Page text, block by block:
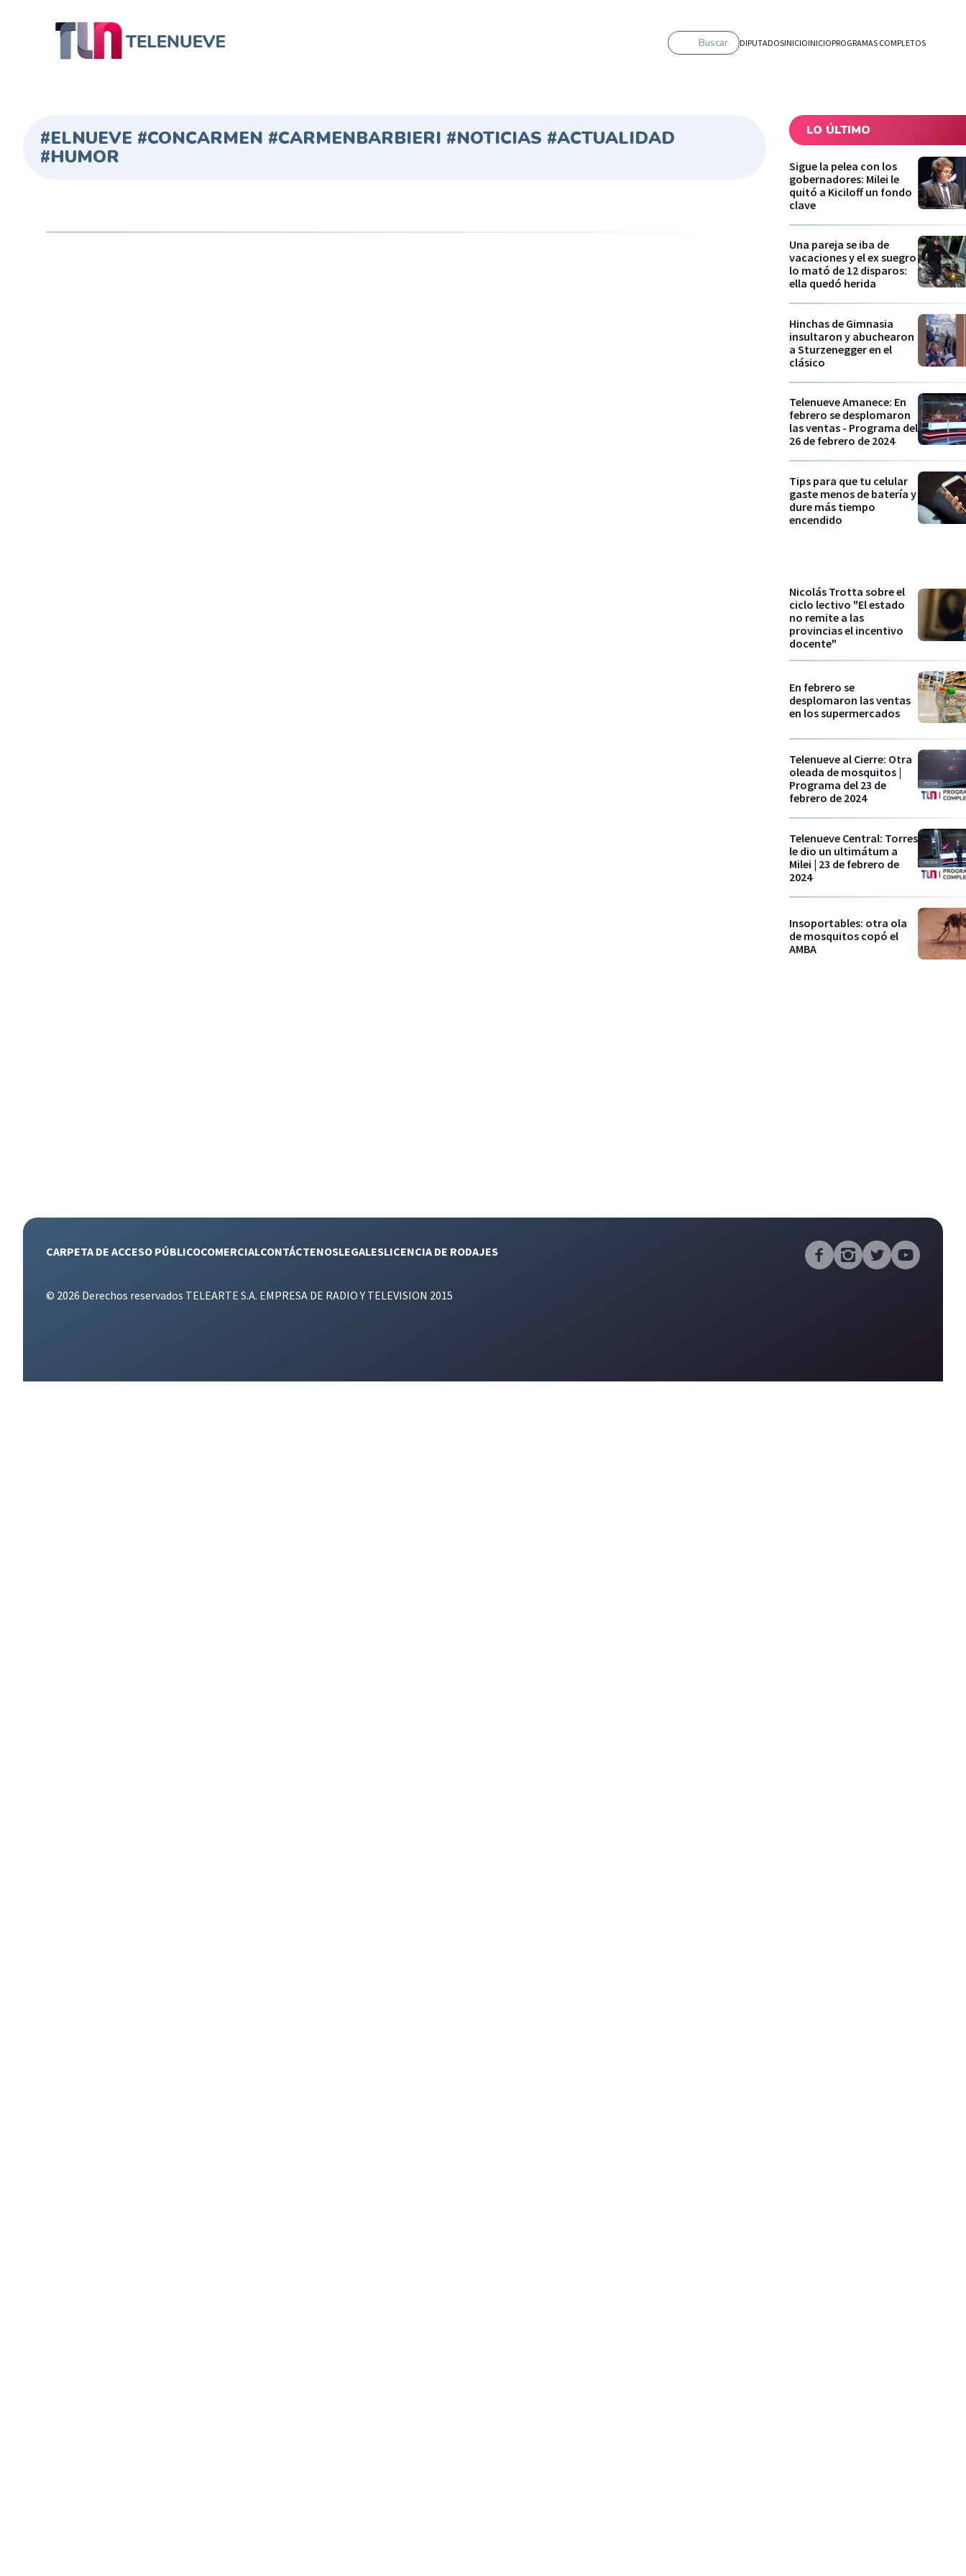
Buscar DIPUTADOSINICIOINICIOPROGRAMAS COMPLETOS
#ELNUEVE #CONCARMEN #CARMENBARBIERI #NOTICIAS #ACTUALIDAD
#HUMOR
LO ÚLTIMO
Sigue la pelea con los
gobernadores: Milei le
quitó a Kiciloff un fondo
clave
Una pareja se iba de
vacaciones y el ex suegro
lo mató de 12 disparos:
ella quedó herida
Hinchas de Gimnasia
insultaron y abuchearon
a Sturzenegger en el
clásico
Telenueve Amanece: En
febrero se desplomaron
las ventas - Programa del
26 de febrero de 2024
Tips para que tu celular
gaste menos de batería y
dure más tiempo
encendido
Nicolás Trotta sobre el
ciclo lectivo "El estado
no remite a las
provincias el incentivo
docente"
En febrero se
desplomaron las ventas
en los supermercados
Telenueve al Cierre: Otra
oleada de mosquitos |
Programa del 23 de
febrero de 2024
Telenueve Central: Torres
le dio un ultimátum a
Milei | 23 de febrero de
2024
Insoportables: otra ola
de mosquitos copó el
AMBA
CARPETA DE ACCESO PÚBLICOCOMERCIALCONTÁCTENOSLEGALESLICENCIA DE RODAJES
© 2026 Derechos reservados TELEARTE S.A. EMPRESA DE RADIO Y TELEVISION 2015